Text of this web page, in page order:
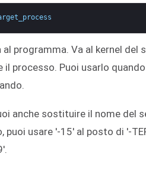
al programma. Va al kernel del
processo. Puoi usarlo
anche sostituire il nome del
puoi usare '-15' al posto di '-